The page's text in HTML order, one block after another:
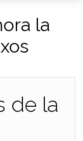
la
de la